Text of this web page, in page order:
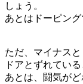
しょう。
あとはドーピン
ただ、マイナス
ドアとずれてい
あとは、闘気が